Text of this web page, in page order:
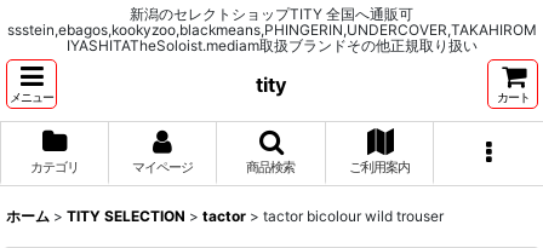
新潟のセレクトショップTITY 全国へ通販可
ssstein,ebagos,kookyzoo,blackmeans,PHINGERIN,UNDERCOVER,TAKAHIROM
IYASHITATheSoloist.mediam取扱ブランドその他正規取り扱い
メニュー
tity
カート
カテゴリ マイページ 商品検索 ご利用案内
ホーム > TITY SELECTION > tactor > tactor bicolour wild trouser